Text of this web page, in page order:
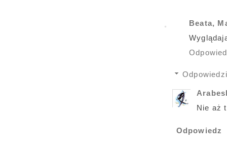
Beata,
Odpowiedzi
Nie aż
Odpowiedz